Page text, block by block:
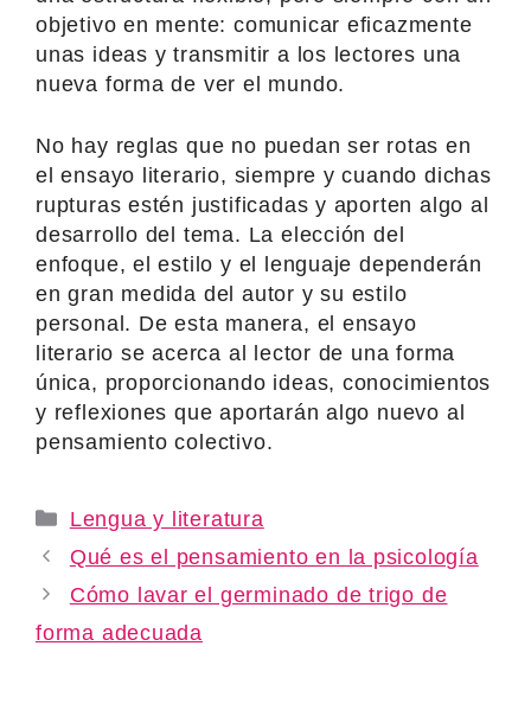
objetivo en mente: comunicar eficazmente
unas ideas y transmitir a los lectores una
nueva forma de ver el mundo.
No hay reglas que no puedan ser rotas en
el ensayo literario, siempre y cuando dichas
rupturas estén justificadas y aporten algo al
desarrollo del tema. La elección del
enfoque, el estilo y el lenguaje dependerán
en gran medida del autor y su estilo
personal. De esta manera, el ensayo
literario se acerca al lector de una forma
única, proporcionando ideas, conocimientos
y reflexiones que aportarán algo nuevo al
pensamiento colectivo.
Categories
Lengua y literatura
Qué es el pensamiento en la psicología
Cómo lavar el germinado de trigo de
forma adecuada